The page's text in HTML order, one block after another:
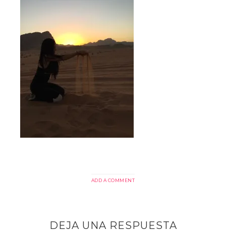
ADD A COMMENT
DEJA UNA RESPUESTA